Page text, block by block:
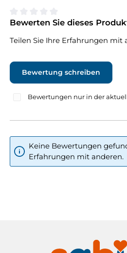
Durchschnittliche Bewertung
Bewerten Sie dieses
Teilen Sie Ihre Erfahrungen mit
Bewertung schreiben
Bewertungen nur in der
Keine Bewertungen
Erfahrungen mit anderen.